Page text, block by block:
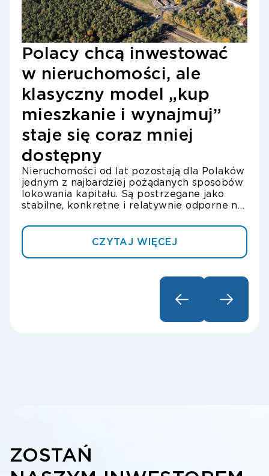
Polacy chcą inwestować
w nieruchomości, ale
klasyczny model „kup
mieszkanie i wynajmuj”
staje się coraz mniej
dostępny
Nieruchomości od lat pozostają dla Polaków
jednym z najbardziej pożądanych sposobów
lokowania kapitału. Są postrzegane jako
stabilne, konkretne i relatywnie odporne na
klasyczny model inwestowania - zakup
mieszkania lub domu na wynajem - dla wielu
osób staje się coraz trudniej dostępny.
Wysokie ceny, koszty finansowania i
sprawiają, że rośnie luka między aspiracją
inwestycyjną a realną możliwością wejścia
CZYTAJ WIĘCEJ
ZOSTAŃ